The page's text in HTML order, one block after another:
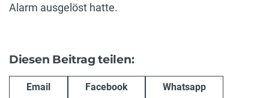
Alarm ausgelöst hatte.
Diesen Beitrag teilen:
Email Facebook Whatsapp